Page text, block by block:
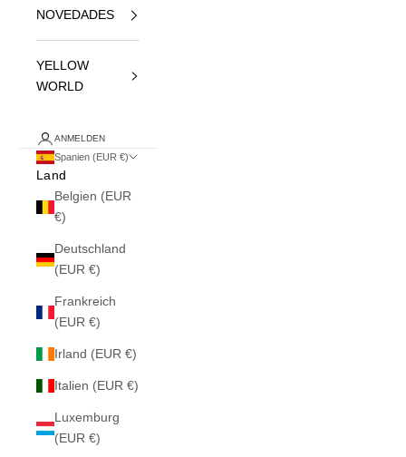
NOVEDADES
YELLOW
WORLD
ANMELDEN
Spanien (EUR €)
Land
Belgien (EUR
€)
Deutschland
(EUR €)
Frankreich
(EUR €)
Irland (EUR €)
Italien (EUR €)
Luxemburg
(EUR €)